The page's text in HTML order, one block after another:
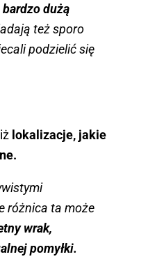
dużą
też sporo
podzielić się
lokalizacje, jakie
różnica ta może
wrak,
pomyłki.